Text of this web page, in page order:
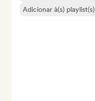
Adicionar à(s) playlist(s)